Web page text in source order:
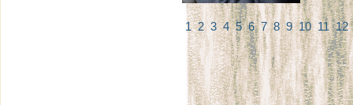
123456789101112